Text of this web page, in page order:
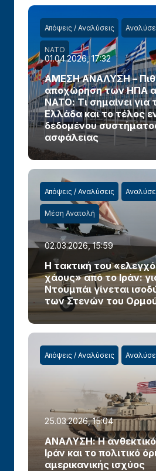
Απόψεις / Αναλύσεις
ΝΑΤΟ
01.04.2026, 17:32
ΑΜΕΣΗ ΑΝΑΛΥΣΗ –
αποχώρηση των ΗΠΑ
ΝΑΤΟ: Τι σημαίνει για
Ελλάδα και το τέλος
δεδομένου
ασφάλειας
Απόψεις / Αναλύσεις
Μέση Ανατολή
02.03.2026, 15:59
Η τακτική του
χάους» από το Ιράν:
Ντουμπάι γίνεται
των Στενών του
Απόψεις / Αναλύσεις
25.03.2026, 15:04
ΑΝΑΛΥΣΗ: Η
Ιράν και το πολιτικό
αμερικανικής ισχύος